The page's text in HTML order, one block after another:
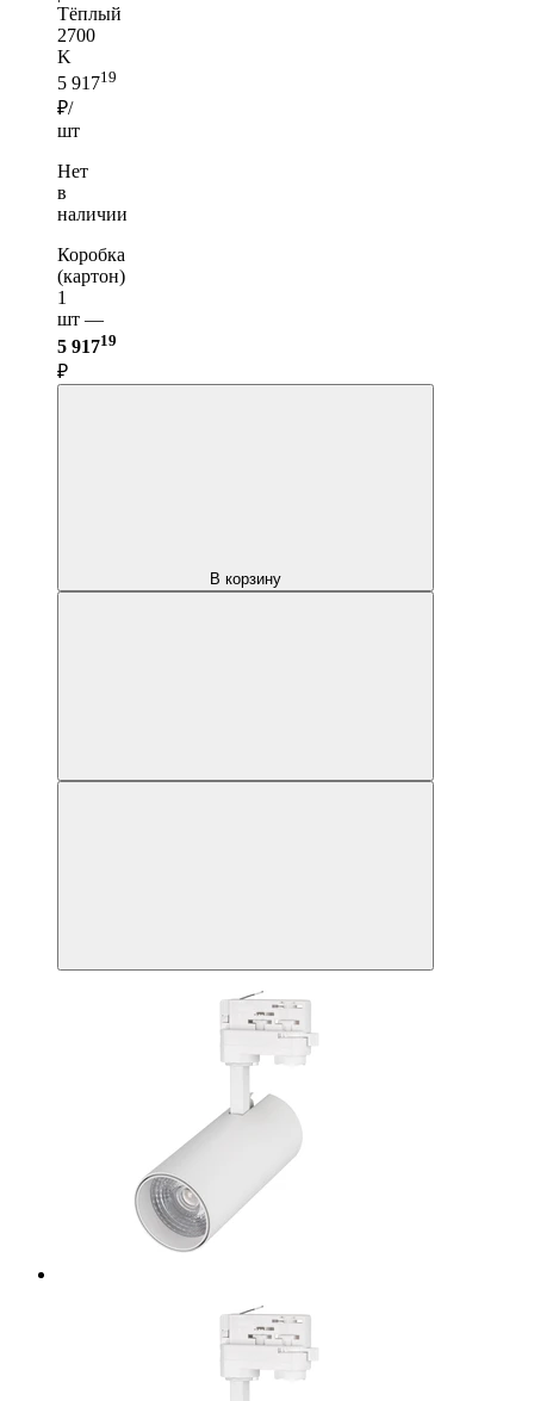
Тёплый
2700
K
5 91719
₽/
шт
Нет
в
наличии
Коробка
(картон)
1
шт —
5 91719
₽
В корзину